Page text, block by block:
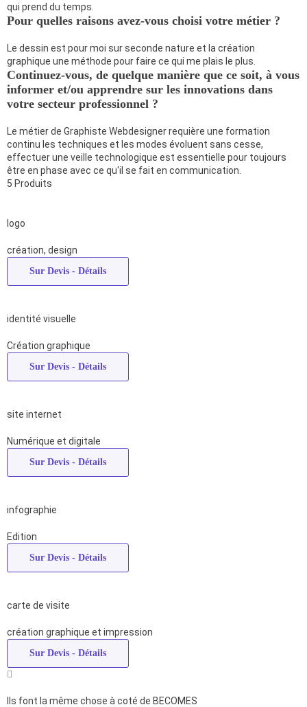
qui prend du temps.
Pour quelles raisons avez-vous choisi votre métier ?
Le dessin est pour moi sur seconde nature et la création
graphique une méthode pour faire ce qui me plais le plus.
Continuez-vous, de quelque manière que ce soit, à vous
informer et/ou apprendre sur les innovations dans
votre secteur professionnel ?
Le métier de Graphiste Webdesigner requière une formation
continu les techniques et les modes évoluent sans cesse,
effectuer une veille technologique est essentielle pour toujours
être en phase avec ce qu'il se fait en communication.
5 Produits
logo
création, design
Sur Devis - Détails
identité visuelle
Création graphique
Sur Devis - Détails
site internet
Numérique et digitale
Sur Devis - Détails
infographie
Edition
Sur Devis - Détails
carte de visite
création graphique et impression
Sur Devis - Détails
Ils font la même chose à coté de BECOMES